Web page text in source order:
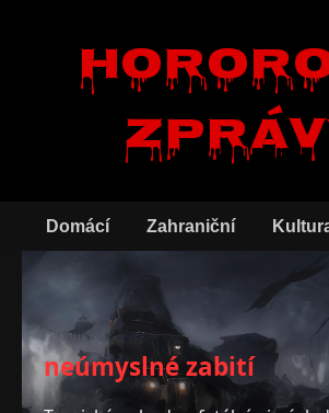
Domácí Zahraniční
neúmyslné zabití